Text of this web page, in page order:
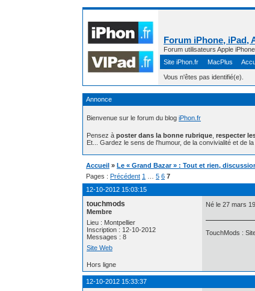
Forum iPhone, iPad,
Forum utilisateurs Apple
Site iPhon.fr
MacPlus
Vous n'êtes pas identifié(e).
Annonce
Bienvenue sur le forum du blog iPhon.fr
Pensez à poster dans la bonne rubrique respecter
Et... Gardez le sens de l'humour, de la convivialité et de
Accueil » Le « Grand Bazar » : Tout et rien,
Pages : Précédent 1 5 6 7
12-10-2012 15:03:15
touchmods
Membre
Lieu : Montpellier
Inscription : 12-10-2012
Messages : 8
Site Web
Né le 27 mars
TouchMods :
Hors ligne
12-10-2012 15:33:37